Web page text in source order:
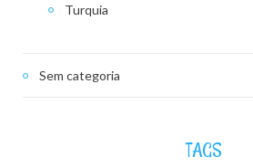
Turquia
Sem categoria
TAGS